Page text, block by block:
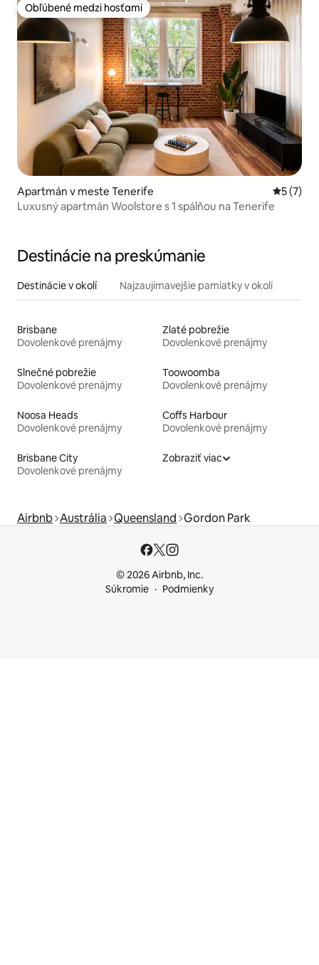
Obľúbené medzi hosťami
Obľúbené medzi hosťami
Apartmán v meste Tenerife
5 (7)
Luxusný apartmán Woolstore s 1 spálňou na Tenerife
Destinácie na preskúmanie
Destinácie v okolí Najzaujímavejšie pamiatky v okolí
Brisbane
Dovolenkové prenájmy
Zlaté pobrežie
Dovolenkové prenájmy
Slnečné pobrežie
Dovolenkové prenájmy
Toowoomba
Dovolenkové prenájmy
Noosa Heads
Dovolenkové prenájmy
Coffs Harbour
Dovolenkové prenájmy
Brisbane City
Dovolenkové prenájmy
Zobraziť viac
Airbnb Austrália Queensland Gordon Park
© 2026 Airbnb, Inc.
Súkromie
Podmienky